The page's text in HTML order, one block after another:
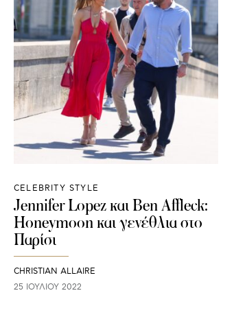
CELEBRITY STYLE
Jennifer Lopez και Ben Affleck:
Honeymoon και γενέθλια στο
Παρίσι
CHRISTIAN ALLAIRE
25 ΙΟΥΛΊΟΥ 2022